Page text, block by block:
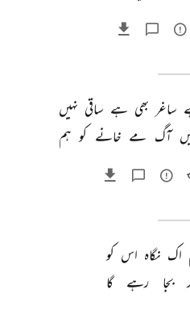
ساغر بھی ہے ساقی نہیں
آگ مے خانے کو ہم
اک نگاہ اس کو
بجا رہے گا